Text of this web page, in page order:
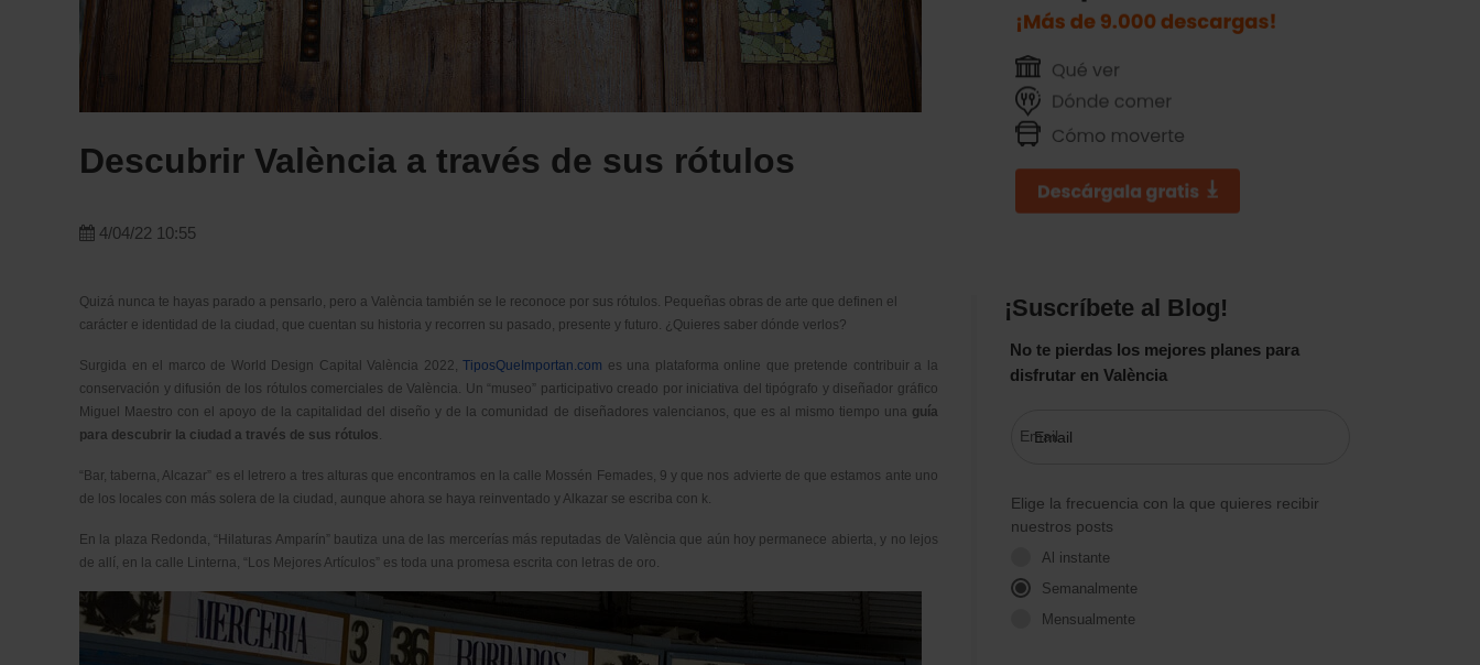
Descubrir València a través de sus rótulos
4/04/22 10:55
Quizá nunca te hayas parado a pensarlo, pero a València también se le reconoce por sus rótulos. Pequeñas obras de arte que definen el
carácter e identidad de la ciudad, que cuentan su historia y recorren su pasado, presente y futuro. ¿Quieres saber dónde verlos?
Surgida en el marco de World Design Capital València 2022,TiposQueImportan.com es una plataforma online que pretende contribuir a la
conservación y difusión de los rótulos comerciales de València. Un “museo” participativo creado por iniciativa del tipógrafo y diseñador gráfico
Miguel Maestro con el apoyo de la capitalidad del diseño y de la comunidad de diseñadores valencianos, que es al mismo tiempo una guía
para descubrir la ciudad a través de sus rótulos.
“Bar, taberna, Alcazar” es el letrero a tres alturas que encontramos en la calle Mossén Femades, 9 y que nos advierte de que estamos ante uno
de los locales con más solera de la ciudad, aunque ahora se haya reinventado y Alkazar se escriba con k.
En la plaza Redonda, “Hilaturas Amparín” bautiza una de las mercerías más reputadas de València que aún hoy permanece abierta, y no lejos
de allí, en la calle Linterna, “Los Mejores Artículos” es toda una promesa escrita con letras de oro.
¡Suscríbete al Blog!
No te pierdas los mejores planes para
disfrutar en València
Email
Elige la frecuencia con la que quieres recibir
nuestros posts
Al instante
Semanalmente
Mensualmente